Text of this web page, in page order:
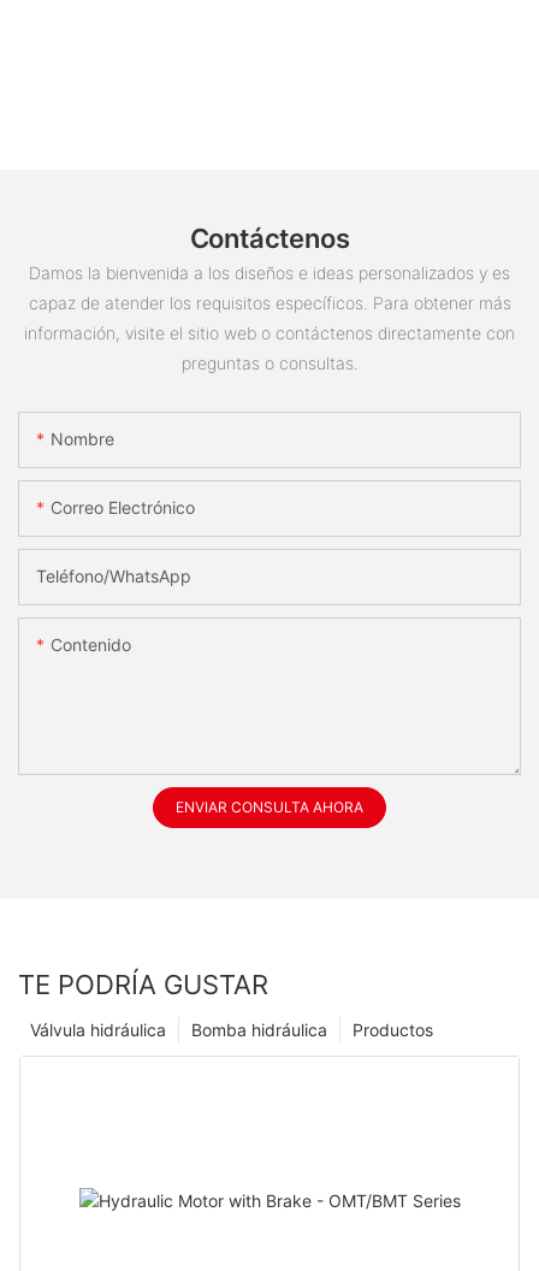
Contáctenos
Damos la bienvenida a los diseños e ideas personalizados y es
capaz de atender los requisitos específicos. Para obtener más
información, visite el sitio web o contáctenos directamente con
preguntas o consultas.
Nombre
Correo Electrónico
Teléfono/WhatsApp
Contenido
ENVIAR CONSULTA AHORA
TE PODRÍA GUSTAR
Productos
Bomba hidráulica
Válvula hidráulica